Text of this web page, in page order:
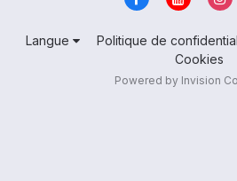
Langue Politique de
Cookies
Powered by Invision